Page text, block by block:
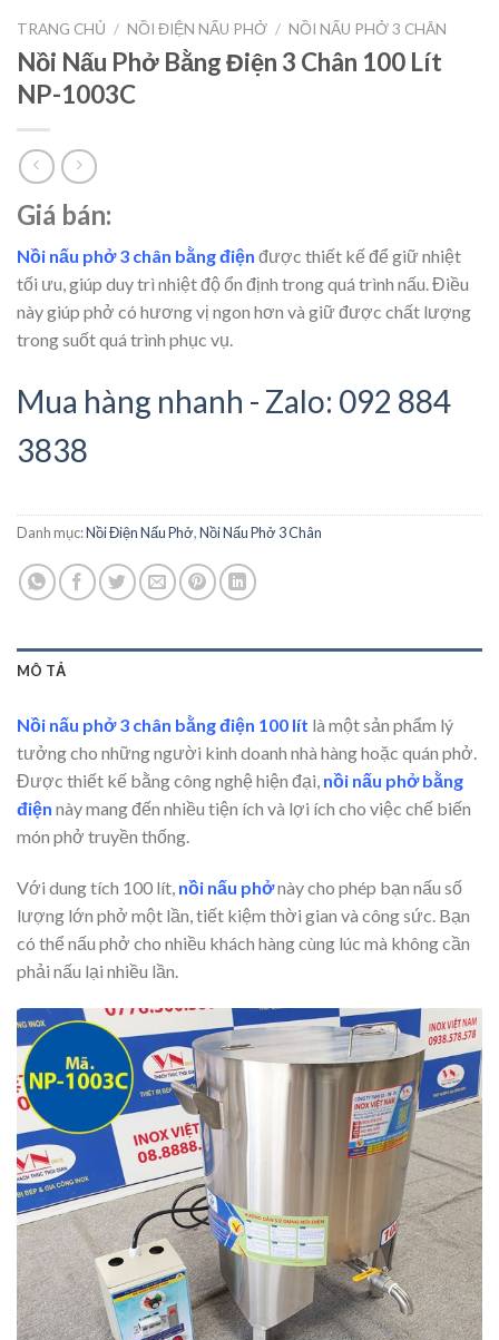
TRANG CHỦ / NỒI ĐIỆN NẤU PHỞ / NỒI NẤU PHỞ 3 CHÂN
Nồi Nấu Phở Bằng Điện 3 Chân 100 Lít
NP-1003C
Giá bán:
Nồi nấu phở 3 chân bằng điện được thiết kế để giữ nhiệt
tối ưu, giúp duy trì nhiệt độ ổn định trong quá trình nấu. Điều
này giúp phở có hương vị ngon hơn và giữ được chất lượng
trong suốt quá trình phục vụ.
Mua hàng nhanh - Zalo: 092 884
3838
Danh mục:Nồi Điện Nấu Phở,Nồi Nấu Phở 3 Chân
MÔ TẢ
Nồi nấu phở 3 chân bằng điện 100 lít là một sản phẩm lý
tưởng cho những người kinh doanh nhà hàng hoặc quán phở.
Được thiết kế bằng công nghệ hiện đại, nồi nấu phở bằng
điện này mang đến nhiều tiện ích và lợi ích cho việc chế biến
món phở truyền thống.
Với dung tích 100 lít, nồi nấu phởnày cho phép bạn nấu số
lượng lớn phở một lần, tiết kiệm thời gian và công sức. Bạn
có thể nấu phở cho nhiều khách hàng cùng lúc mà không cần
phải nấu lại nhiều lần.